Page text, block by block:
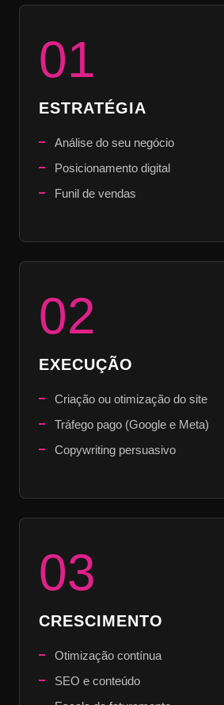
01
ESTRATÉGIA
Análise do seu negócio
Posicionamento digital
Funil de vendas
02
EXECUÇÃO
Criação ou otimização do site
Tráfego pago (Google e Meta)
Copywriting persuasivo
03
CRESCIMENTO
Otimização contínua
SEO e conteúdo